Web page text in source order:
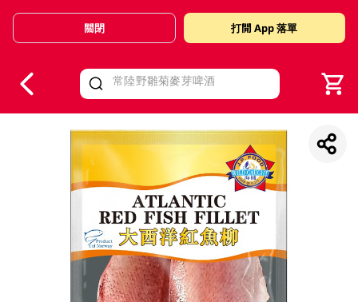
Valid Until 30 June 2026
關閉 打開 App 落單